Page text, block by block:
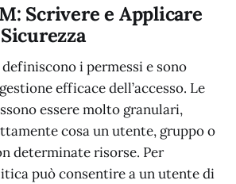
Scrivere e Applicare
i permessi e sono
efficace dell’accesso. Le
essere molto granulari,
cosa un utente, gruppo o
determinate risorse. Per
può consentire a un utente di